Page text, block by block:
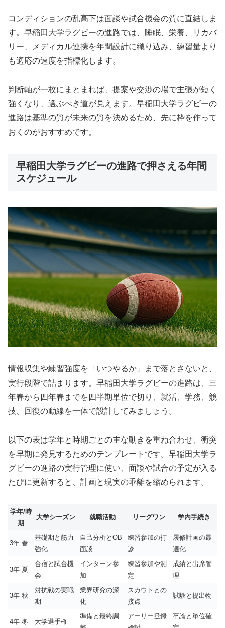
コンディションの乱高下は面談や試合機会の質に直結しま
す。早稲田大学ラグビーの進路では、睡眠、栄養、リカバ
リー、メディカル連携を年間設計に織り込み、練習量より
も適応の速度を指標化します。
判断軸が一枚にまとまれば、提案や交渉の場で主張が短く
強くなり、選ぶべき道が見えます。早稲田大学ラグビーの
進路は基準の質が未来の質を決めるため、先に枠を作って
おくのがおすすめです。
早稲田大学ラグビーの進路で押さえる年間
スケジュール
情報収集や練習強度を「いつやるか」まで落とさないと、
実行段階で詰まります。早稲田大学ラグビーの進路は、三
年春から四年春までを四半期単位で切り、就活、学務、競
技、回復の動線を一体で設計してみましょう。
以下の表は学年と時期ごとの主な動きを重ね合わせ、衝突
を早期に発見するためのテンプレートです。早稲田大学ラ
グビーの進路の実行管理に使い、面談や試合の予定が入る
たびに更新すると、計画と現実の乖離を縮められます。
学年/時
期
大学シーズン 就職活動 リーグワン 学内手続き
3年 春
基礎期と筋力
強化
自己分析とOB
面談
練習参加の打
診
履修計画の最
適化
3年 夏
合宿と試合機
会
インターン参
加
練習参加や測
定
成績と出席管
理
3年 秋
対抗戦の実戦
期
業界研究の深
化
スカウトとの
接点
試験と提出物
4年 冬 大学選手権
準備と最終調
アーリー登録
卒論と単位確